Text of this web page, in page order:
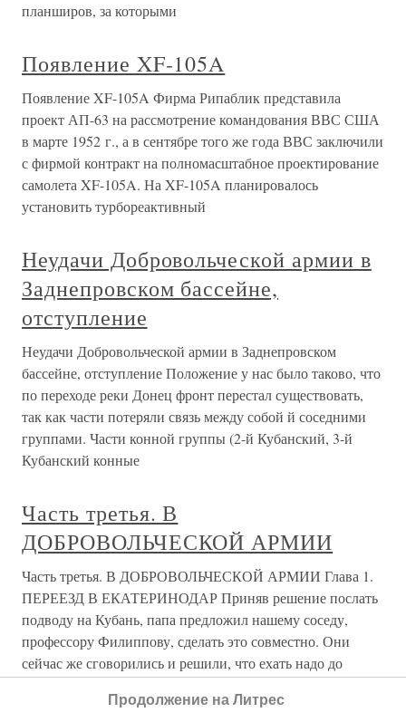
планширов, за которыми
Появление XF-105A
Появление XF-105A Фирма Рипаблик представила
проект АП-63 на рассмотрение командования ВВС США
в марте 1952 г., а в сентябре того же года ВВС заключили
с фирмой контракт на полномасштабное проектирование
самолета XF-105A. На XF-105A планировалось
установить турбореактивный
Неудачи Добровольческой армии в
Заднепровском бассейне,
отступление
Неудачи Добровольческой армии в Заднепровском
бассейне, отступление Положение у нас было таково, что
по переходе реки Донец фронт перестал существовать,
так как части потеряли связь между собой й соседними
группами. Части конной группы (2-й Кубанский, 3-й
Кубанский конные
Часть третья. В
ДОБРОВОЛЬЧЕСКОЙ АРМИИ
Часть третья. В ДОБРОВОЛЬЧЕСКОЙ АРМИИ Глава 1.
ПЕРЕЕЗД В ЕКАТЕРИНОДАР Приняв решение послать
подводу на Кубань, папа предложил нашему соседу,
профессору Филиппову, сделать это совместно. Они
сейчас же сговорились и решили, что ехать надо до
Продолжение на Литрес